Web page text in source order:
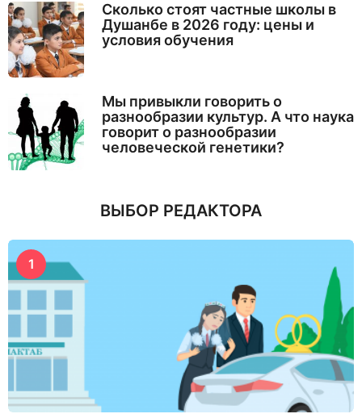
Сколько стоят частные школы в
Душанбе в 2026 году: цены и
условия обучения
Мы привыкли говорить о
разнообразии культур. А что наука
говорит о разнообразии
человеческой генетики?
ВЫБОР РЕДАКТОРА
1